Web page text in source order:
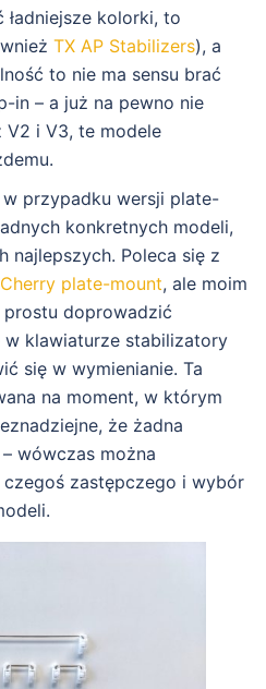
kolorki, to
TX AP Stabilizers), a
to nie ma sensu brać
in – a już na pewno nie
V2 i V3, te modele
przypadku wersji plate-
konkretnych modeli,
najlepszych. Poleca się z
Cherry plate-mount, ale moim
doprowadzić
klawiaturze stabilizatory
się w wymienianie. Ta
na moment, w którym
że żadna
wówczas można
zastępczego i wybór